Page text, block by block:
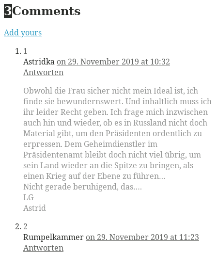
3Comments
Add yours
1
Astridka on 29. November 2019 at 10:32
Antworten
Obwohl die Frau sicher nicht mein Ideal ist, ich
finde sie bewundernswert. Und inhaltlich muss ich
ihr leider Recht geben. Ich frage mich inzwischen
auch hin und wieder, ob es in Russland nicht doch
Material gibt, um den Präsidenten ordentlich zu
erpressen. Dem Geheimdienstler im
Präsidentenamt bleibt doch nicht viel übrig, um
sein Land wieder an die Spitze zu bringen, als
einen Krieg auf der Ebene zu führen…
Nicht gerade beruhigend, das….
LG
Astrid
2
Rumpelkammer on 29. November 2019 at 11:23
Antworten